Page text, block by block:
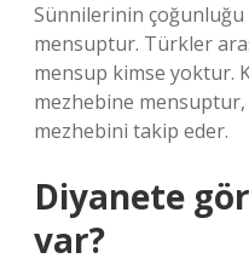
Sünnilerinin
mensuptur. Türkler
mensup kimse yoktur.
mezhebine mensuptur,
mezhebini takip eder.
Diyanete
var?